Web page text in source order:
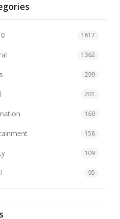
1617
1362
299
201
160
158
109
95